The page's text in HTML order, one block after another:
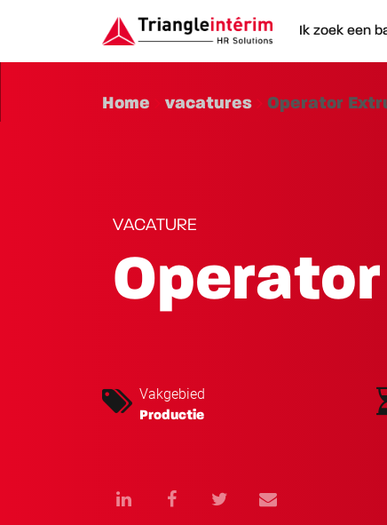
Ik zoek een
Home vacatures Operator
VACATURE
Vakgebied
Productie